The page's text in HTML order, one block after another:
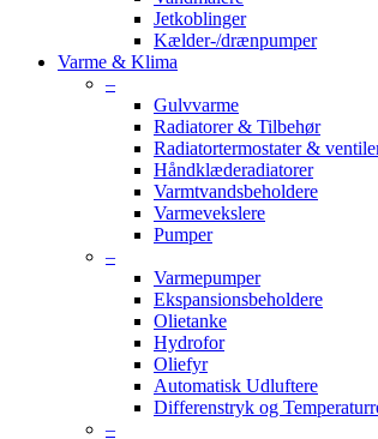
Jetkoblinger
Kælder-/drænpumper
Varme & Klima
–
Gulvvarme
Radiatorer & Tilbehør
Radiatortermostater &
Håndklæderadiatorer
Varmtvandsbeholdere
Varmevekslere
Pumper
–
Varmepumper
Ekspansionsbeholdere
Olietanke
Hydrofor
Oliefyr
Automatisk Udluftere
Differenstryk og
–